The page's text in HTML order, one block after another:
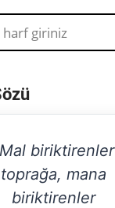
biriktirenler
toprağa, mana
biriktirenler